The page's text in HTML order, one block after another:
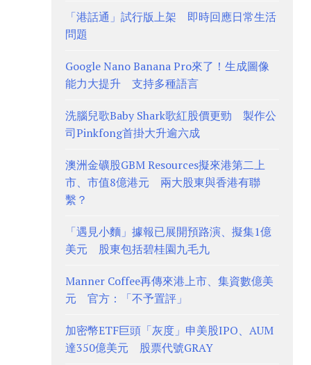
「港話通」試行版上架 即時回應日常生活
問題
Google Nano Banana Pro來了！生成圖像
能力大提升 支持多種語言
洗腦兒歌Baby Shark歌紅股價更勁 製作公
司Pinkfong首掛大升逾六成
澳洲金礦股GBM Resources擬來港第二上
市、市值8億港元 兩大股東與香港有聯
繫？
「遇見小麵」據報已展開預路演、擬集1億
美元 股東包括碧桂園九毛九
Manner Coffee再傳來港上市、集資數億美
元 官方：「不予置評」
加密幣ETF巨頭「灰度」申美股IPO、AUM
達350億美元 股票代號GRAY